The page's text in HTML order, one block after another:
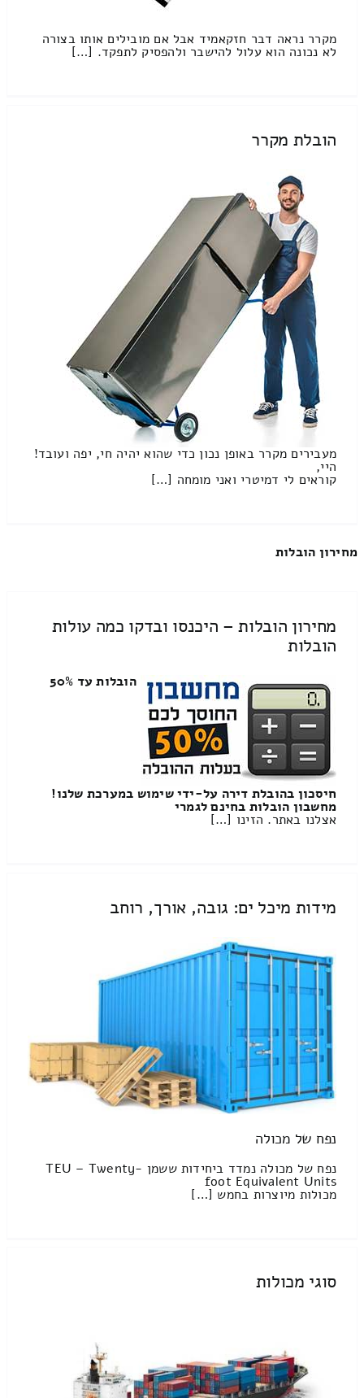
מקרר נראה דבר חזקאמיד אבל אם מובילים אותו בצורה
לא נכונה הוא עלול להישבר ולהפסיק לתפקד. […]
הובלת מקרר
מעבירים מקרר באופן נכון כדי שהוא יהיה חי, יפה ועובד!
היי,
קוראים לי דמיטרי ואני מומחה […]
מחירון הובלות
מחירון הובלות – היכנסו ובדקו כמה עולות
הובלות
הובלות עד 50%
חיסכון בהובלת דירה על-ידי שימוש במערכת שלנו!
מחשבון הובלות בחינם לגמרי
אצלנו באתר. הזינו […]
מידות מיכל ים: גובה, אורך, רוחב
נפח של מכולה
נפח של מכולה נמדד ביחידות ששמן TEU – Twenty-
foot Equivalent Units
מכולות מיוצרות בחמש […]
סוגי מכולות